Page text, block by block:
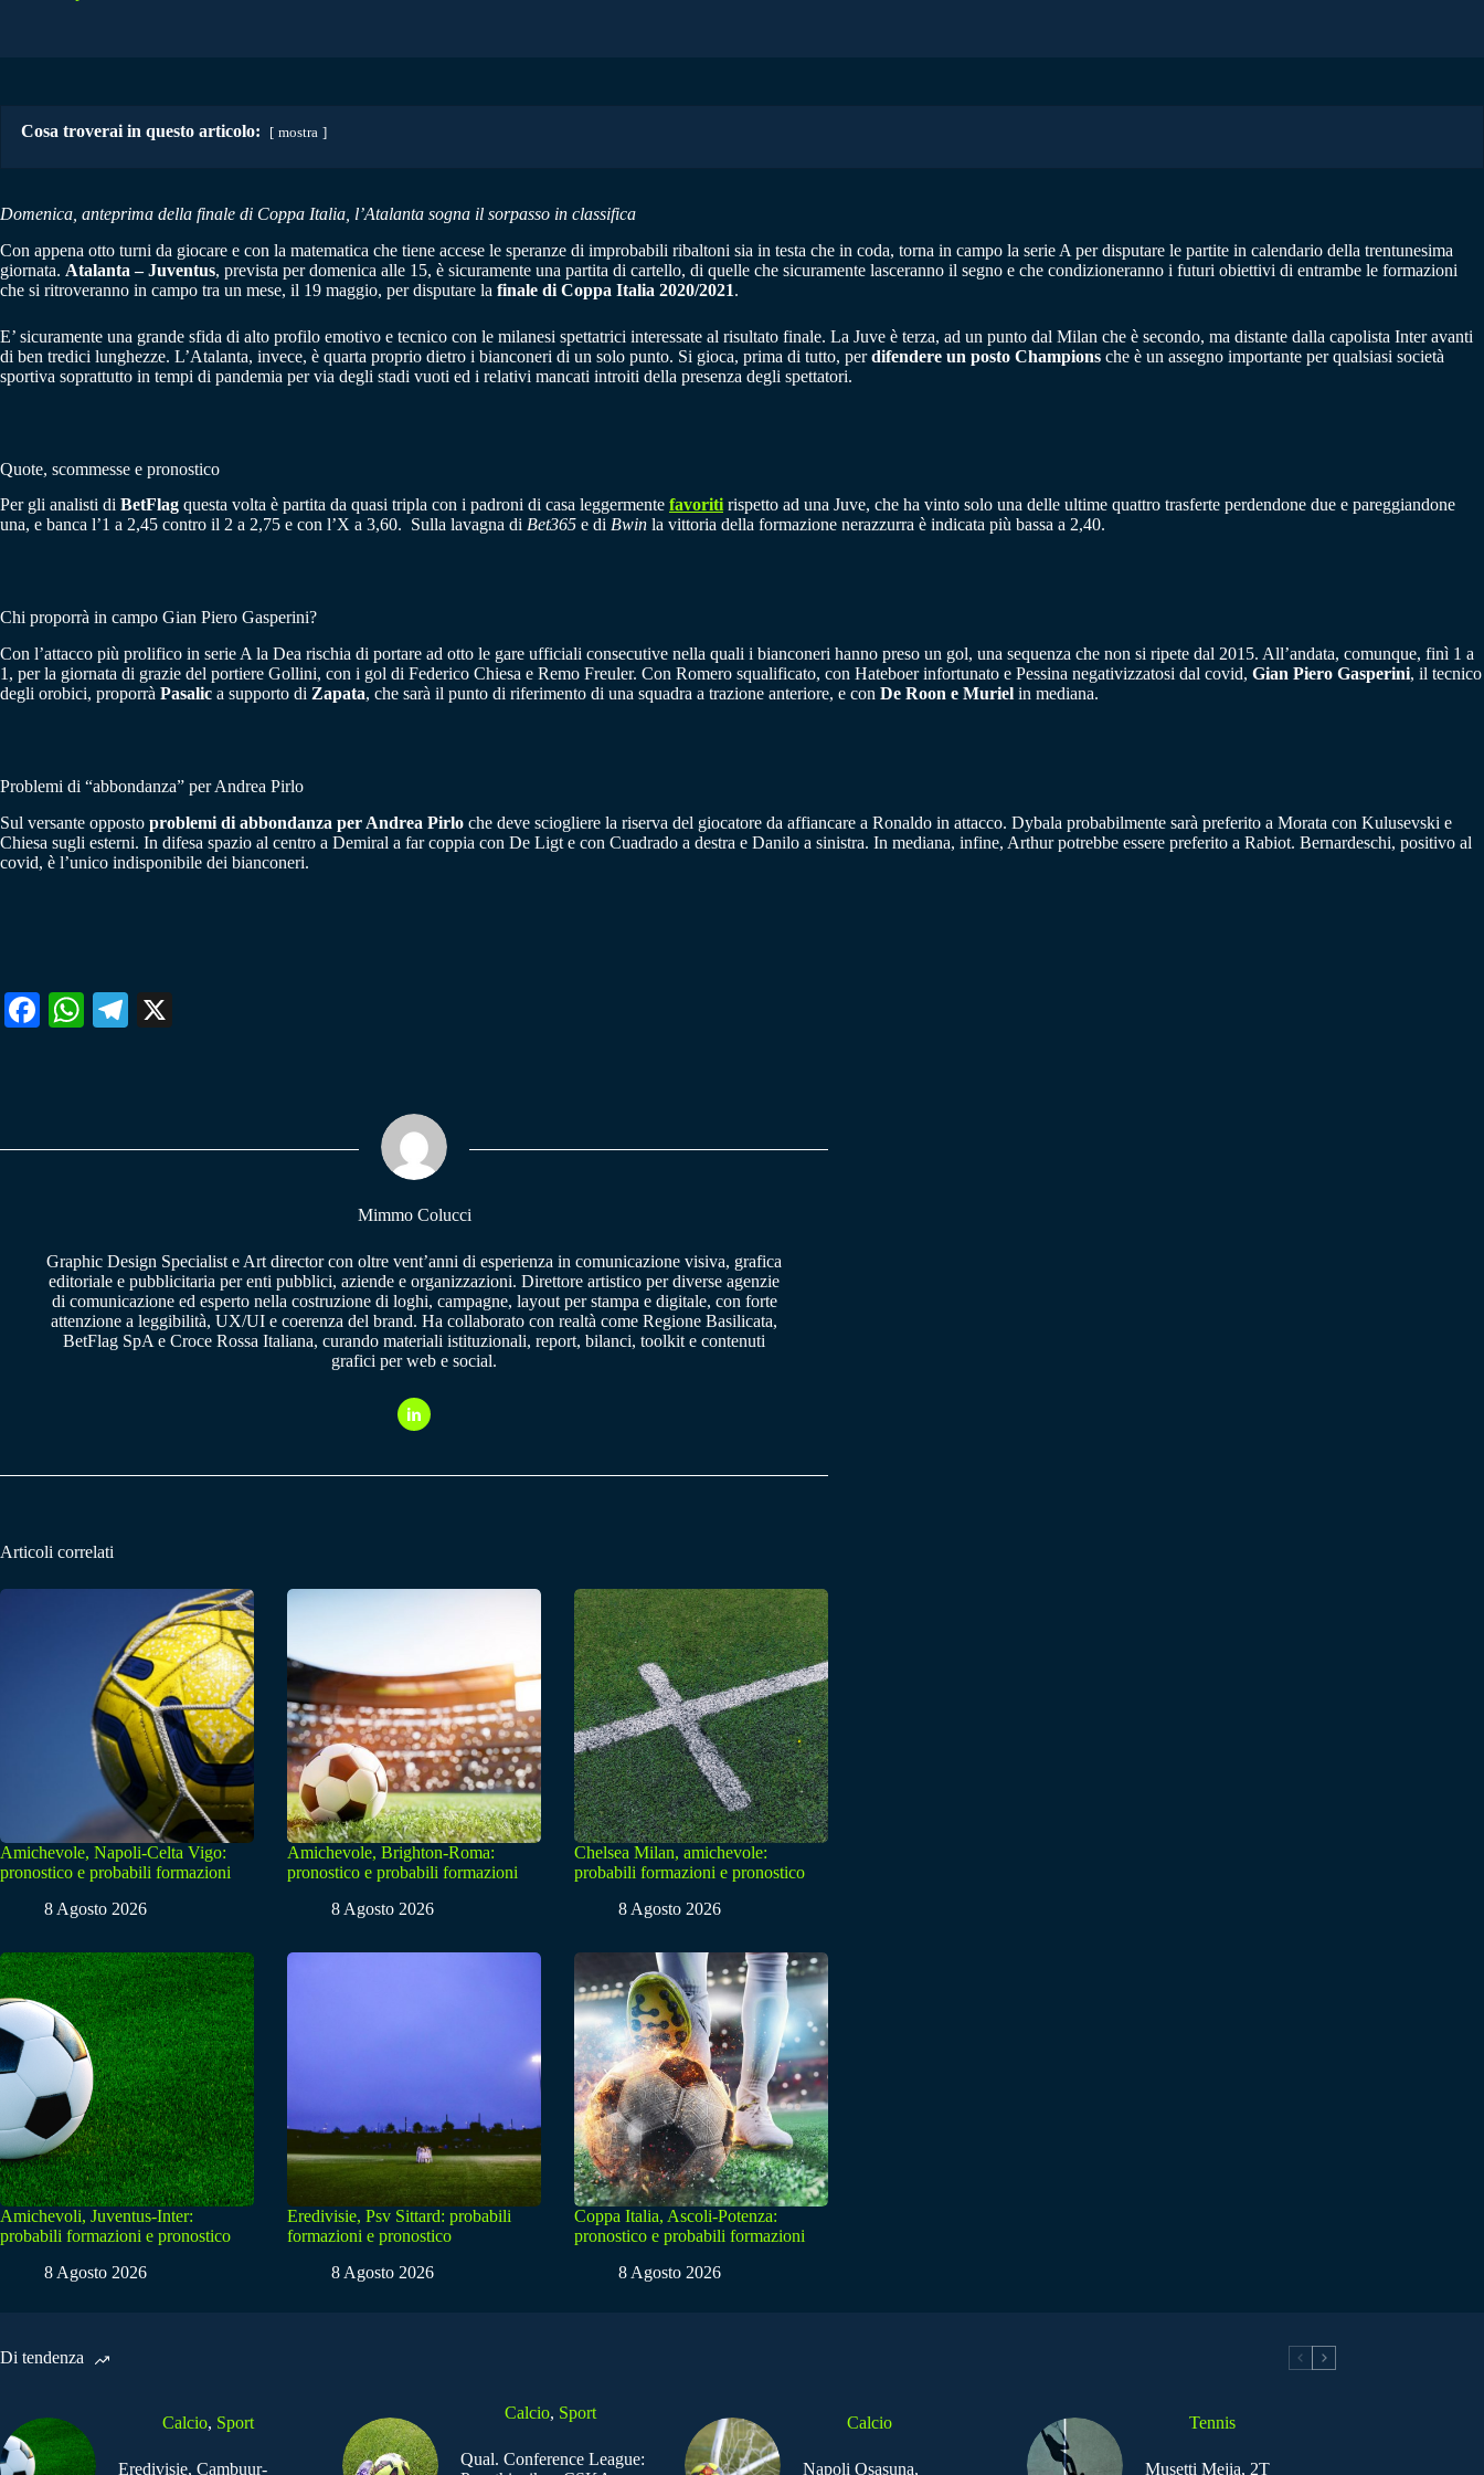
Cosa troverai in questo articolo: mostra
Domenica, anteprima della finale di Coppa Italia, l’Atalanta sogna il sorpasso in classifica
Con appena otto turni da giocare e con la matematica che tiene accese le speranze di improbabili ribaltoni sia in testa che in coda, torna in campo la serie A per disputare le partite in calendario della trentunesima
giornata. Atalanta – Juventus, prevista per domenica alle 15, è sicuramente una partita di cartello, di quelle che sicuramente lasceranno il segno e che condizioneranno i futuri obiettivi di entrambe le formazioni
che si ritroveranno in campo tra un mese, il 19 maggio, per disputare la finale di Coppa Italia 2020/2021.
E’ sicuramente una grande sfida di alto profilo emotivo e tecnico con le milanesi spettatrici interessate al risultato finale. La Juve è terza, ad un punto dal Milan che è secondo, ma distante dalla capolista Inter avanti
di ben tredici lunghezze. L’Atalanta, invece, è quarta proprio dietro i bianconeri di un solo punto. Si gioca, prima di tutto, perdifendere un posto Champions che è un assegno importante per qualsiasi società
sportiva soprattutto in tempi di pandemia per via degli stadi vuoti ed i relativi mancati introiti della presenza degli spettatori.
Quote, scommesse e pronostico
Per gli analisti di BetFlag questa volta è partita da quasi tripla con i padroni di casa leggermente favoritirispetto ad una Juve, che ha vinto solo una delle ultime quattro trasferte perdendone due e pareggiandone
una, e banca l’1 a 2,45 contro il 2 a 2,75 e con l’X a 3,60. Sulla lavagna di Bet365 e di Bwin la vittoria della formazione nerazzurra è indicata più bassa a 2,40.
Chi proporrà in campo Gian Piero Gasperini?
Con l’attacco più prolifico in serie A la Dea rischia di portare ad otto le gare ufficiali consecutive nella quali i bianconeri hanno preso un gol, una sequenza che non si ripete dal 2015. All’andata, comunque, finì 1 a
1, per la giornata di grazie del portiere Gollini, con i gol di Federico Chiesa e Remo Freuler. Con Romero squalificato, con Hateboer infortunato e Pessina negativizzatosi dal covid, Gian Piero Gasperini, il tecnico
degli orobici, proporrà Pasalic a supporto di Zapata, che sarà il punto di riferimento di una squadra a trazione anteriore, e con De Roon e Muriel in mediana.
Problemi di “abbondanza” per Andrea Pirlo
Sul versante opposto problemi di abbondanza per Andrea Pirlo che deve sciogliere la riserva del giocatore da affiancare a Ronaldo in attacco. Dybala probabilmente sarà preferito a Morata con Kulusevski e
Chiesa sugli esterni. In difesa spazio al centro a Demiral a far coppia con De Ligt e con Cuadrado a destra e Danilo a sinistra. In mediana, infine, Arthur potrebbe essere preferito a Rabiot. Bernardeschi, positivo al
covid, è l’unico indisponibile dei bianconeri.
Fa W
pp
Te
m
Mimmo Colucci
Graphic Design Specialist e Art director con oltre vent’anni di esperienza in comunicazione visiva, grafica
editoriale e pubblicitaria per enti pubblici, aziende e organizzazioni. Direttore artistico per diverse agenzie
di comunicazione ed esperto nella costruzione di loghi, campagne, layout per stampa e digitale, con forte
attenzione a leggibilità, UX/UI e coerenza del brand. Ha collaborato con realtà come Regione Basilicata,
BetFlag SpA e Croce Rossa Italiana, curando materiali istituzionali, report, bilanci, toolkit e contenuti
grafici per web e social.
Articoli correlati
Amichevole, Napoli-Celta Vigo:
pronostico e probabili formazioni
8 Agosto 2026
Amichevole, Brighton-Roma:
pronostico e probabili formazioni
8 Agosto 2026
Chelsea Milan, amichevole:
probabili formazioni e pronostico
8 Agosto 2026
Amichevoli, Juventus-Inter:
probabili formazioni e pronostico
8 Agosto 2026
Eredivisie, Psv Sittard: probabili
formazioni e pronostico
8 Agosto 2026
Coppa Italia, Ascoli-Potenza:
pronostico e probabili formazioni
8 Agosto 2026
Di tendenza
Calcio, Sport
Eredivisie, Cambuur-
Calcio, Sport
Qual. Conference League:
Calcio
Napoli Osasuna,
Tennis
Musetti Mejia, 2T